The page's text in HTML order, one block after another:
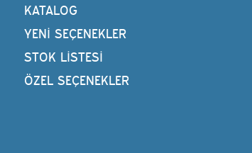
KATALOG
YENI SEÇENEKLER
STOK LISTESI
ÖZEL SEÇENEKLER